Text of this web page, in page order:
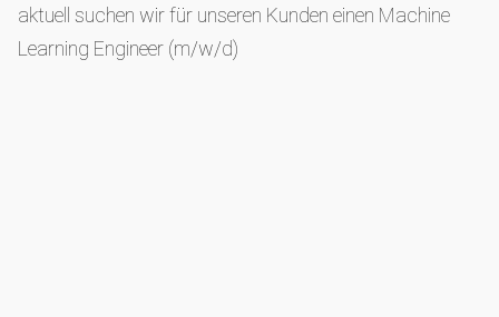
aktuell suchen wir für unseren Kunden einen Machine
Learning Engineer (m/w/d)